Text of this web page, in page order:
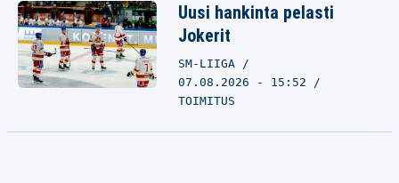
Uusi hankinta pelasti
Jokerit
SM-LIIGA
07.08.2026 - 15:52
TOIMITUS